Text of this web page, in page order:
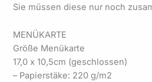
Sie müssen diese nur noch
MENÜKARTE
Größe Menükarte
17,0 x 10,5cm (geschlossen)
– Papierstäke: 220 g/m2